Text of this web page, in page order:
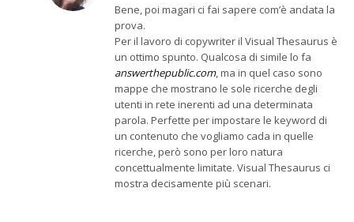
Bene, poi magari ci fai sapere com’è andata la
prova.
Per il lavoro di copywriter il Visual Thesaurus è
un ottimo spunto. Qualcosa di simile lo fa
answerthepublic.com, ma in quel caso sono
mappe che mostrano le sole ricerche degli
utenti in rete inerenti ad una determinata
parola. Perfette per impostare le keyword di
un contenuto che vogliamo cada in quelle
ricerche, però sono per loro natura
concettualmente limitate. Visual Thesaurus ci
mostra decisamente più scenari.